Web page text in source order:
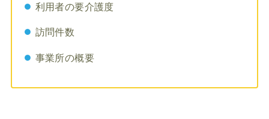
利用者の要介護度
訪問件数
事業所の概要